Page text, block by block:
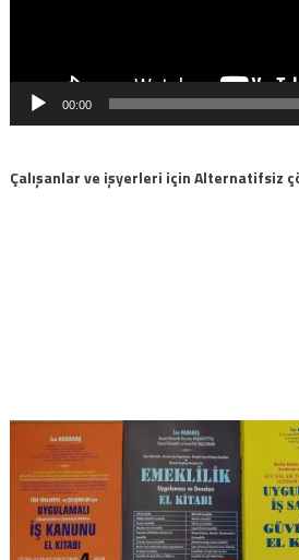
00:00
Çalışanlar ve işyerleri için Alternatifsiz